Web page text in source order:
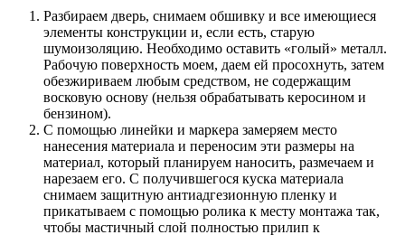
Разбираем дверь, снимаем обшивку и все имеющиеся
элементы конструкции и, если есть, старую
шумоизоляцию. Необходимо оставить «голый» металл.
Рабочую поверхность моем, даем ей просохнуть, затем
обезжириваем любым средством, не содержащим
восковую основу (нельзя обрабатывать керосином и
бензином).
С помощью линейки и маркера замеряем место
нанесения материала и переносим эти размеры на
материал, который планируем наносить, размечаем и
нарезаем его. С получившегося куска материала
снимаем защитную антиадгезионную пленку и
прикатываем с помощью ролика к месту монтажа так,
чтобы мастичный слой полностью прилип к